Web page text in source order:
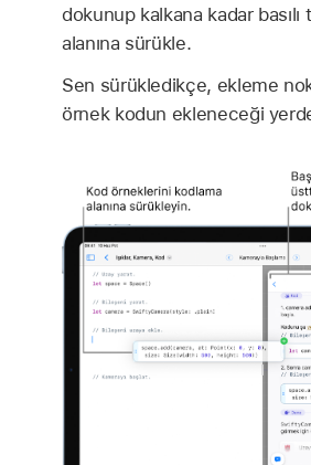
dokunup kalkana kadar
alanına sürükle.
Sen sürükledikçe, ekleme
örnek kodun ekleneceği